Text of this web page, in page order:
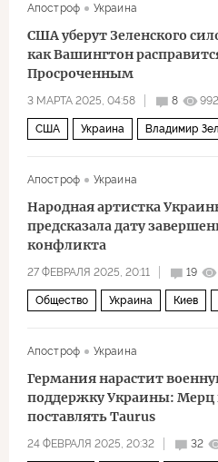
Апостроф Украина
США уберут Зеленского
как Вашингтон
Просроченным
3 МАРТА 2025, 04:58 8
США Украина Владимир
Апостроф
Украина
Народная артистка
предсказала дату
конфликта
27 ФЕВРАЛЯ 2025, 20:11 19
Общество Украина Киев
Апостроф Украина
Германия нарастит
поддержку Украины: Мерц
поставлять Taurus
24 ФЕВРАЛЯ 2025, 20:32 32